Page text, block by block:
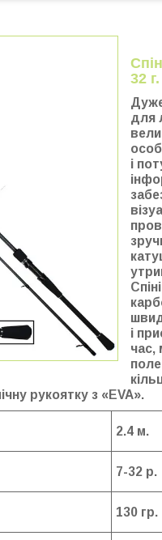
32 г.
для
і
і
час,
рукоятку з «EVA».
2.4 м.
7-32 р.
130 гр.